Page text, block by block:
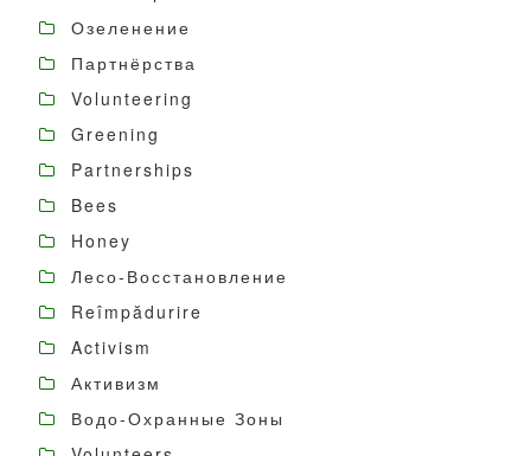
Озеленение
Партнёрства
Volunteering
Greening
Partnerships
Bees
Honey
Лесо-Восстановление
Reîmpădurire
Activism
Активизм
Водо-Охранные Зоны